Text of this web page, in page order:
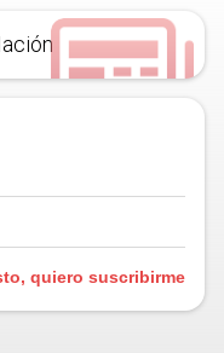
quiero suscribirme